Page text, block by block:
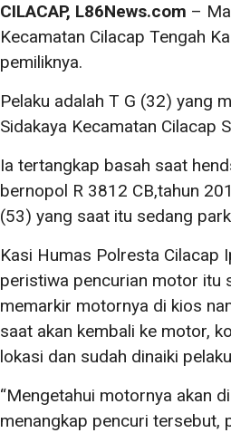
CILACAP, L86News.com –
Kecamatan Cilacap Tengah
pemiliknya.
Pelaku adalah T G (32) yang
Sidakaya Kecamatan Cilacap
Ia tertangkap basah saat
bernopol R 3812 CB,tahun
(53) yang saat itu sedang
Kasi Humas Polresta Cilacap
peristiwa pencurian motor itu
memarkir motornya di kios
saat akan kembali ke motor,
lokasi dan sudah dinaiki
“Mengetahui motornya akan
menangkap pencuri tersebut,